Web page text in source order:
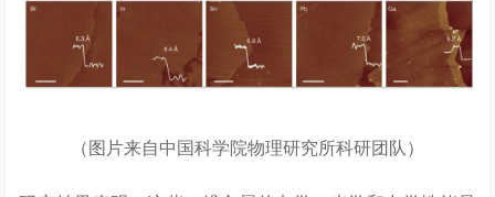
（图片来自中国科学院物理研究所科研团队）